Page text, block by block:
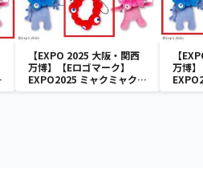
【EXPO 2025 大阪・関西
万博】【Eロゴマーク】
EXPO2025 ミャクミャク
カラフルゴム紐付きぬいぐ
【
万博】
カラ